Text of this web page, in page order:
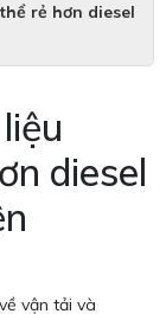
rẻ hơn diesel
diesel
vận tải và